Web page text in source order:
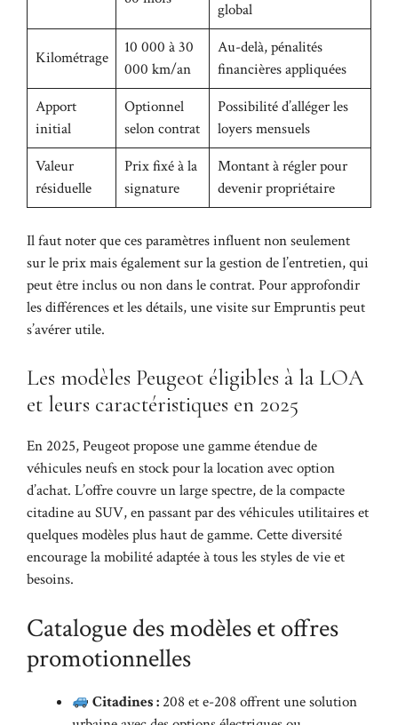
global
Kilométrage
10 000 à 30
000 km/an
Au-delà, pénalités
financières appliquées
Apport
initial
Optionnel
selon contrat
Possibilité d’alléger les
loyers mensuels
Valeur
résiduelle
Prix fixé à la
signature
Montant à régler pour
devenir propriétaire
Il faut noter que ces paramètres influent non seulement
sur le prix mais également sur la gestion de l’entretien, qui
peut être inclus ou non dans le contrat. Pour approfondir
les différences et les détails, une visite surEmpruntispeut
s’avérer utile.
Les modèles Peugeot éligibles à la LOA
et leurs caractéristiques en 2025
En 2025, Peugeot propose une gamme étendue de
véhicules neufs en stock pour la location avec option
d’achat. L’offre couvre un large spectre, de la compacte
citadine au SUV, en passant par des véhicules utilitaires et
quelques modèles plus haut de gamme. Cette diversité
encourage la mobilité adaptée à tous les styles de vie et
besoins.
Catalogue des modèles et offres
promotionnelles
Citadines : 208 et e-208 offrent une solution